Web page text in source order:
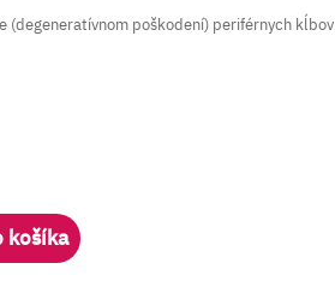
(degeneratívnom poškodení) periférnych
košíka